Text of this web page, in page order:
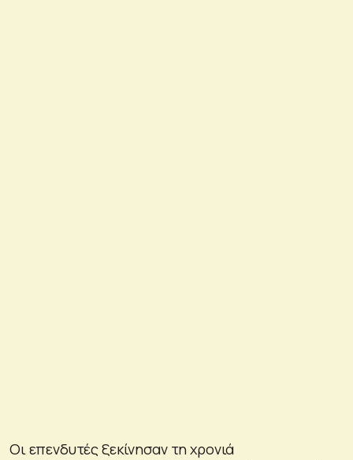
Οι επενδυτές ξεκίνησαν τη χρονιά